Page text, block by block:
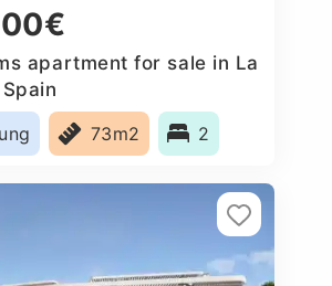
apartment for sale in La
73m2 2